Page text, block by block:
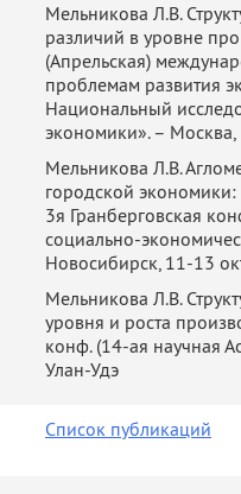
Мельникова Л.В.
различий в уровне
(Апрельская)
проблемам развития
Национальный
экономики». –
Мельникова Л.В.
городской
3я Гранберговская
социально-
Новосибирск, 11-13
Мельникова Л.В.
уровня и роста
конф. (14-ая научная
Улан-Удэ
Список публикаций